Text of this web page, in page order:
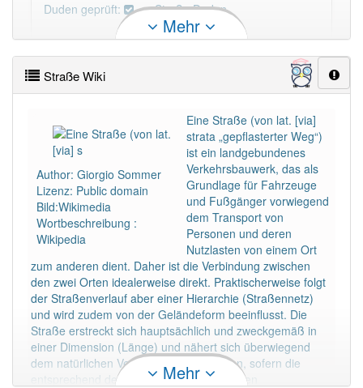
Duden geprüft: Straße Duden
PowerIndex:2 761
Häufigkeit: 8 von 10
Wörter mit Endung-straße : 115
Wörter mit Endung
aber mit einem anderen
Artikeldie
88% unserer Spielapp-Nutzer haben den Artikel
korrekt erraten.
Mehr
Straße Wiki
Author: Giorgio Sommer
Lizenz: Public domain
Bild:Wikimedia
Wortbeschreibung :
Wikipedia
Eine Straße (von lat. [via]
strata „gepflasterter Weg“)
ist ein landgebundenes
Verkehrsbauwerk, das als
Grundlage für Fahrzeuge
und Fußgänger vorwiegend
dem Transport von
Personen und deren
Nutzlasten von einem Ort
zum anderen dient. Daher ist die Verbindung zwischen
den zwei Orten idealerweise direkt. Praktischerweise folgt
der Straßenverlauf aber einer Hierarchie (Straßennetz)
und wird zudem von der Geländeform beeinflusst. Die
Straße erstreckt sich hauptsächlich und zweckgemäß in
einer Dimension (Länge) und nähert sich überwiegend
dem natürlichen Verlauf des Geländes an, sofern die
entsprechend der vorgesehenen maximalen
Mehr